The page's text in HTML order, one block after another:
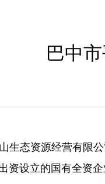
巴中
态资源经营有限公
资设立的国有全资企